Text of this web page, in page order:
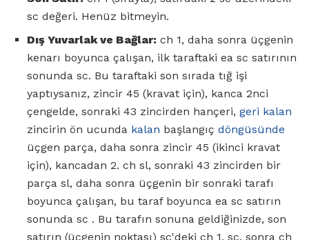
sc değeri. Henüz bitmeyin.
Dış Yuvarlak ve Bağlar: ch 1, daha sonra üçgenin
kenarı boyunca çalışan, ilk taraftaki ea sc satırının
sonunda sc. Bu taraftaki son sırada tığ işi
yaptıysanız, zincir 45 (kravat için), kanca 2nci
çengelde, sonraki 43 zincirden hançeri, geri kalan
zincirin ön ucunda kalan başlangıç döngüsünde
üçgen parça, daha sonra zincir 45 (ikinci kravat
için), kancadan 2. ch sl, sonraki 43 zincirden bir
parça sl, daha sonra üçgenin bir sonraki tarafı
boyunca çalışan, bu taraf boyunca ea sc satırın
sonunda sc . Bu tarafın sonuna geldiğinizde, son
satırın (üçgenin noktası) sc'deki ch 1, sc, sonra ch